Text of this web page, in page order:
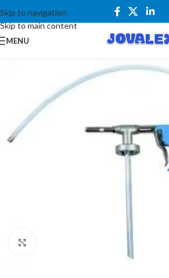
Skip to navigation
Skip to main content
MENU